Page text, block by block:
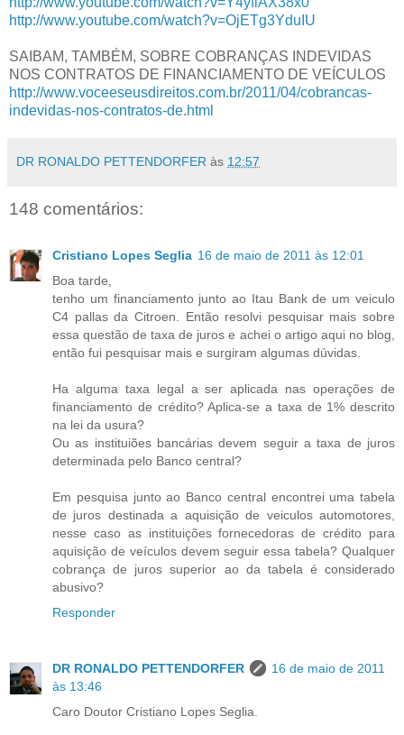
http://www.youtube.com/watch?v=OjETg3YduIU
SAIBAM, TAMBÉM, SOBRE COBRANÇAS INDEVIDAS
NOS CONTRATOS DE FINANCIAMENTO DE VEÍCULOS
http://www.voceeseusdireitos.com.br/2011/04/cobrancas-
indevidas-nos-contratos-de.html
DR RONALDO PETTENDORFER às 12:57
148 comentários:
Cristiano Lopes Seglia 16 de maio de 2011 às 12:01
Boa tarde,
tenho um financiamento junto ao Itau Bank de um veiculo
C4 pallas da Citroen. Então resolvi pesquisar mais sobre
essa questão de taxa de juros e achei o artigo aqui no blog,
então fui pesquisar mais e surgiram algumas dúvidas.
Ha alguma taxa legal a ser aplicada nas operações de
financiamento de crédito? Aplica-se a taxa de 1% descrito
na lei da usura?
Ou as instituiões bancárias devem seguir a taxa de juros
determinada pelo Banco central?
Em pesquisa junto ao Banco central encontrei uma tabela
de juros destinada a aquisição de veiculos automotores,
nesse caso as instituições fornecedoras de crédito para
aquisição de veículos devem seguir essa tabela? Qualquer
cobrança de juros superior ao da tabela é considerado
abusivo?
Responder
DR RONALDO PETTENDORFER
16 de maio de 2011
às 13:46
Caro Doutor Cristiano Lopes Seglia.